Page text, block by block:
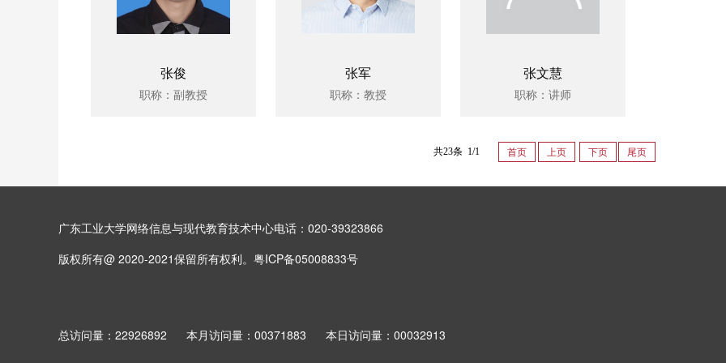
张俊
职称：副教授
张军
职称：教授
张文慧
职称：讲师
共23条 1/1 首页 上页 下页 尾页
广东工业大学网络信息与现代教育技术中心电话：020-39323866
版权所有@ 2020-2021保留所有权利。粤ICP备05008833号
总访问量： 22926892 本月访问量： 00371883 本日访问量： 00032913